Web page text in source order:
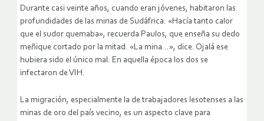
Durante casi veinte años, cuando eran jóvenes, habitaron las
profundidades de las minas de Sudáfrica. «Hacía tanto calor
que el sudor quemaba», recuerda Paulos, que enseña su dedo
meñique cortado por la mitad. «La mina…», dice. Ojalá ese
hubiera sido el único mal. En aquella época los dos se
infectaron de VIH.
La migración, especialmente la de trabajadores lesotenses a las
minas de oro del país vecino, es un aspecto clave para